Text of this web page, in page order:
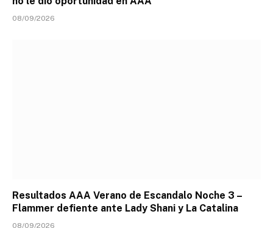
08/09/2026
Resultados AAA Verano de Escandalo Noche 3 –
Flammer defiente ante Lady Shani y La Catalina
08/09/2026